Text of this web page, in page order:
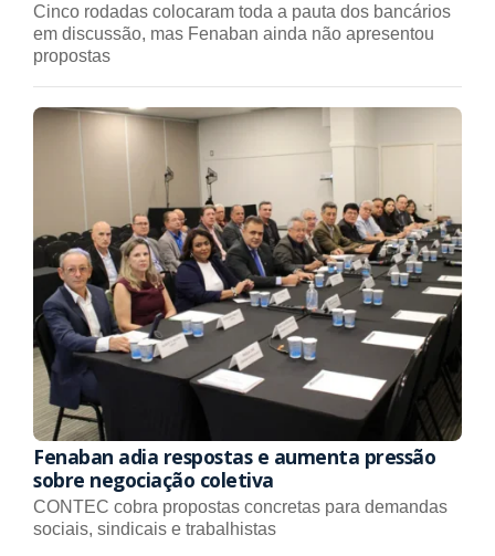
Cinco rodadas colocaram toda a pauta dos bancários
em discussão, mas Fenaban ainda não apresentou
propostas
Fenaban adia respostas e aumenta pressão
sobre negociação coletiva
CONTEC cobra propostas concretas para demandas
sociais, sindicais e trabalhistas